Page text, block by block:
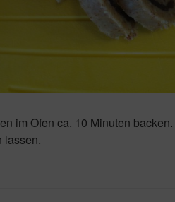
im Ofen ca. 10 Minuten
lassen.